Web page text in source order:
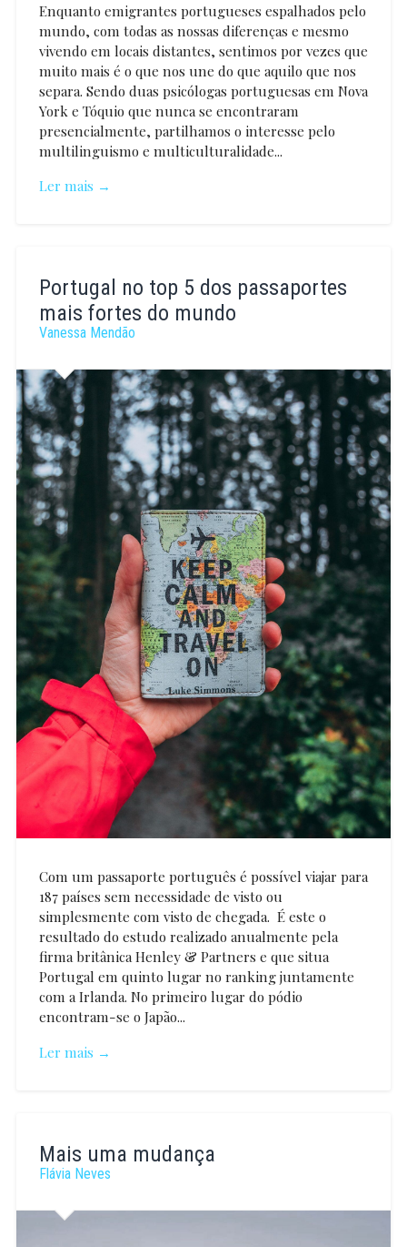
Enquanto emigrantes portugueses espalhados pelo
mundo, com todas as nossas diferenças e mesmo
vivendo em locais distantes, sentimos por vezes que
muito mais é o que nos une do que aquilo que nos
separa. Sendo duas psicólogas portuguesas em Nova
York e Tóquio que nunca se encontraram
presencialmente, partilhamos o interesse pelo
multilinguismo e multiculturalidade...
Ler mais →
Ferreira
Portugal no top 5 dos passaportes
mais fortes do mundo
Vanessa Mendão
Com um passaporte português é possível viajar para
187 países sem necessidade de visto ou
simplesmente com visto de chegada. É este o
resultado do estudo realizado anualmente pela
firma britânica Henley & Partners e que situa
Portugal em quinto lugar no ranking juntamente
com a Irlanda. No primeiro lugar do pódio
encontram-se o Japão...
Ler mais →
Mendão
Mais uma mudança
Flávia Neves